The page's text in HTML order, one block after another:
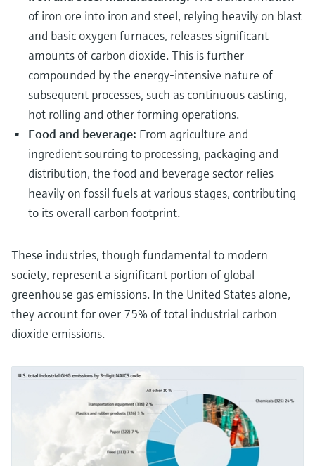
of iron ore into iron and steel, relying heavily on blast
and basic oxygen furnaces, releases significant
amounts of carbon dioxide. This is further
compounded by the energy-intensive nature of
subsequent processes, such as continuous casting,
hot rolling and other forming operations.
Food and beverage: From agriculture and
ingredient sourcing to processing, packaging and
distribution, the food and beverage sector relies
heavily on fossil fuels at various stages, contributing
to its overall carbon footprint.
These industries, though fundamental to modern
society, represent a significant portion of global
greenhouse gas emissions. In the United States alone,
they account for over 75% of total industrial carbon
dioxide emissions.